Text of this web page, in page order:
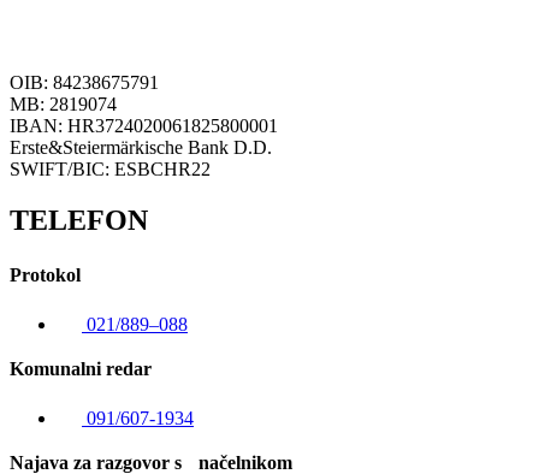
OIB: 84238675791
MB: 2819074
IBAN: HR3724020061825800001
Erste&Steiermärkische Bank D.D.
SWIFT/BIC: ESBCHR22
TELEFON
Protokol
021/889–088
Komunalni redar
091/607-1934
Najava za razgovor s načelnikom